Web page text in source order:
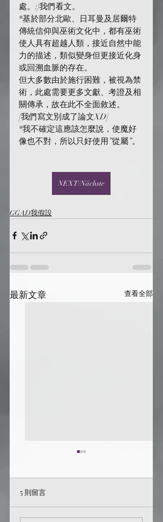
處。:)我們看文。
*基於部分北歐、日耳曼及居爾特
傳統信仰與巫術文化中，都有巫術
使人具有超越人類，接近自然中能
力的描述，類似變身但更接近化身
或回溯血脈的存在。
但大多數由於施行困難，被視為禁
術，此處需要更多文獻、考證及相
關傳承，故在此不全面敘述。
[我們寫文別成了論文XD]
*我不確定這應該怎麼說，使魔好
像也不對，所以只好使用”從屬”。
NEXT/Nächste
GGAD我假設
最新文章 查看全部
sorry for bothering
5 則留言